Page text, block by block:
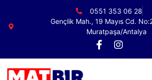
0551 353 06 28
Gençlik Mah., 19 Mayıs Cd.
Muratpaşa/Antalya